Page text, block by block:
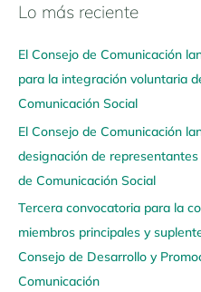
Lo más reciente
El Consejo de Comunicación
para la integración voluntaria
Comunicación Social
El Consejo de Comunicación
designación de
de Comunicación Social
Tercera convocatoria para la
miembros principales y
Consejo de Desarrollo y
Comunicación
N
v
e
g
a
a
q
u
í